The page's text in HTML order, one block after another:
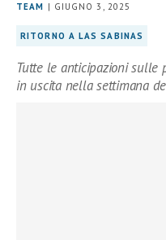
TEAM | GIUGNO 3, 2025
RITORNO A LAS SABINAS
Tutte le anticipazioni sulle
in uscita nella settimana